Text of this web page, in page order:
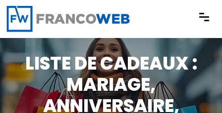
Panneau de gestion des cookies
LISTE DE CADEAUX :
MARIAGE,
ANNIVERSAIRE,